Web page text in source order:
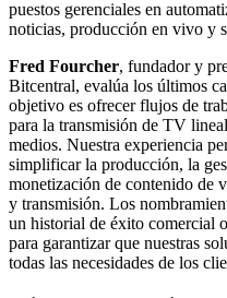
puestos gerenciales en
noticias, producción en vivo y
Fred Fourcher, fundador y
Bitcentral, evalúa los últimos
objetivo es ofrecer flujos de
para la transmisión de TV
medios. Nuestra experiencia
simplificar la producción, la
monetización de contenido de
y transmisión. Los
un historial de éxito comercial
para garantizar que nuestras
todas las necesidades de los